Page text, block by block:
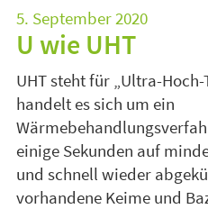
5. September 2020
U wie UHT
UHTsteht für „Ultra-
handelt es sich um ein
einige Sekunden auf
und schnell wieder
vorhandene Keime und